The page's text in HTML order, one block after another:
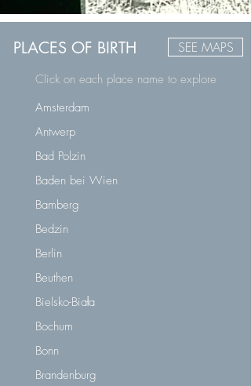
PLACES OF BIRTH SEE MAPS
Click on each place name to explore
Amsterdam
Antwerp
Bad Polzin
Baden bei Wien
Bamberg
Bedzin
Berlin
Beuthen
Bielsko-Biała
Bochum
Bonn
Brandenburg